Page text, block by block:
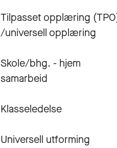
Tilpasset opplæring
/universell opplæring
Skole/bhg. - hjem
samarbeid
Klasseledelse
Universell utforming